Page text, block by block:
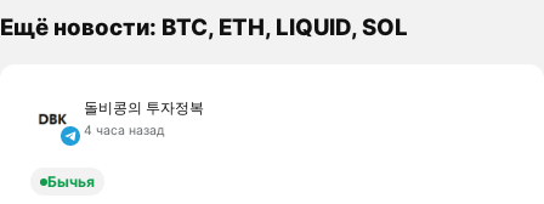
Ещё новости: BTC, ETH, LIQUID, SOL
돌비콩의 투자정복
4 часа назад
Бычья